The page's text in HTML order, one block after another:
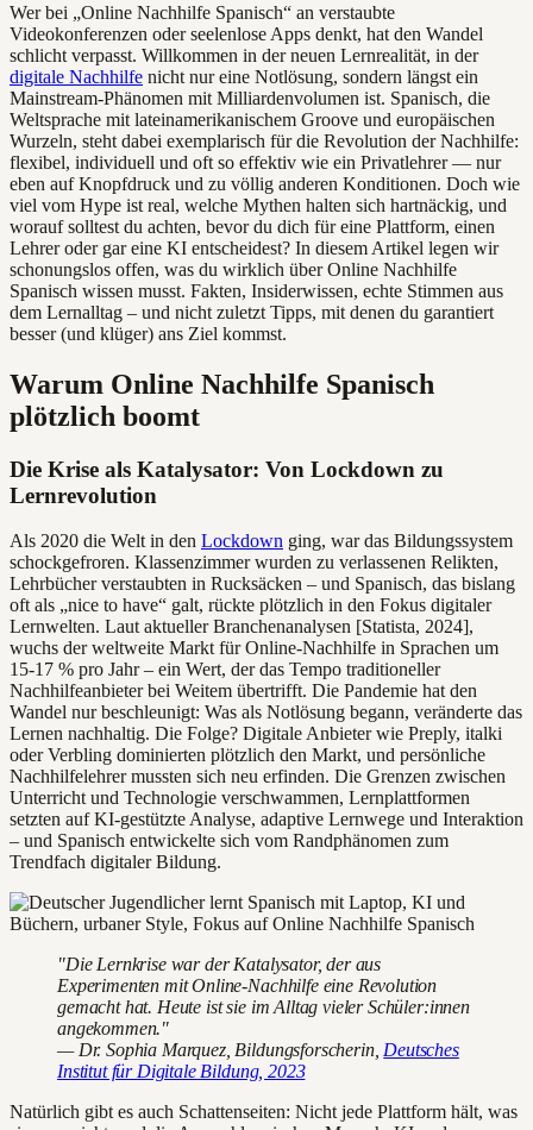
Wer bei „Online Nachhilfe Spanisch“ an verstaubte
Videokonferenzen oder seelenlose Apps denkt, hat den Wandel
schlicht verpasst. Willkommen in der neuen Lernrealität, in der
digitale Nachhilfe nicht nur eine Notlösung, sondern längst ein
Mainstream-Phänomen mit Milliardenvolumen ist. Spanisch, die
Weltsprache mit lateinamerikanischem Groove und europäischen
Wurzeln, steht dabei exemplarisch für die Revolution der Nachhilfe:
flexibel, individuell und oft so effektiv wie ein Privatlehrer — nur
eben auf Knopfdruck und zu völlig anderen Konditionen. Doch wie
viel vom Hype ist real, welche Mythen halten sich hartnäckig, und
worauf solltest du achten, bevor du dich für eine Plattform, einen
Lehrer oder gar eine KI entscheidest? In diesem Artikel legen wir
schonungslos offen, was du wirklich über Online Nachhilfe
Spanisch wissen musst. Fakten, Insiderwissen, echte Stimmen aus
dem Lernalltag – und nicht zuletzt Tipps, mit denen du garantiert
besser (und klüger) ans Ziel kommst.
Warum Online Nachhilfe Spanisch
plötzlich boomt
Die Krise als Katalysator: Von Lockdown zu
Lernrevolution
Als 2020 die Welt in den Lockdown ging, war das Bildungssystem
schockgefroren. Klassenzimmer wurden zu verlassenen Relikten,
Lehrbücher verstaubten in Rucksäcken – und Spanisch, das bislang
oft als „nice to have“ galt, rückte plötzlich in den Fokus digitaler
Lernwelten. Laut aktueller Branchenanalysen [Statista, 2024],
wuchs der weltweite Markt für Online-Nachhilfe in Sprachen um
15-17 % pro Jahr – ein Wert, der das Tempo traditioneller
Nachhilfeanbieter bei Weitem übertrifft. Die Pandemie hat den
Wandel nur beschleunigt: Was als Notlösung begann, veränderte das
Lernen nachhaltig. Die Folge? Digitale Anbieter wie Preply, italki
oder Verbling dominierten plötzlich den Markt, und persönliche
Nachhilfelehrer mussten sich neu erfinden. Die Grenzen zwischen
Unterricht und Technologie verschwammen, Lernplattformen
setzten auf KI-gestützte Analyse, adaptive Lernwege und Interaktion
– und Spanisch entwickelte sich vom Randphänomen zum
Trendfach digitaler Bildung.
"Die Lernkrise war der Katalysator, der aus
Experimenten mit Online-Nachhilfe eine Revolution
gemacht hat. Heute ist sie im Alltag vieler Schüler:innen
angekommen."
— Dr. Sophia Marquez, Bildungsforscherin, Deutsches
Institut für Digitale Bildung, 2023
Natürlich gibt es auch Schattenseiten: Nicht jede Plattform hält, was